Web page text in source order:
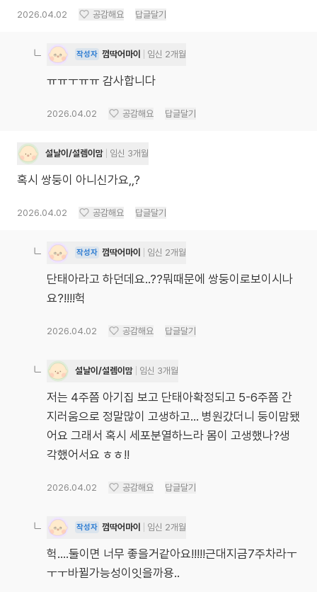
2026.04.02 공감해요 답글달기
작성자 껌딱어마이 임신 2개월
ㅠㅠㅜㅠㅠ 감사합니다
2026.04.02 공감해요 답글달기
설날이/설렘이맘 임신 3개월
혹시 쌍둥이 아니신가요,,?
2026.04.02 공감해요 답글달기
작성자 껌딱어마이 임신 2개월
단태아라고 하던데요..??뭐때문에 쌍둥이로보이시나
요?!!!!헉
2026.04.02 공감해요 답글달기
설날이/설렘이맘 임신 3개월
저는 4주쯤 아기집 보고 단태아확정되고 5-6주쯤 간
지러움으로 정말많이 고생하고… 병원갔더니 둥이맘됐
어요 그래서 혹시 세포분열하느라 몸이 고생했나?생
각했어서요 ㅎㅎ!!
2026.04.02 공감해요 답글달기
작성자 껌딱어마이 임신 2개월
헉....둘이면 너무 좋을거같아요!!!!!근대지금7주차라ㅜ
ㅜㅜ바뀔가능성이잇을까용..